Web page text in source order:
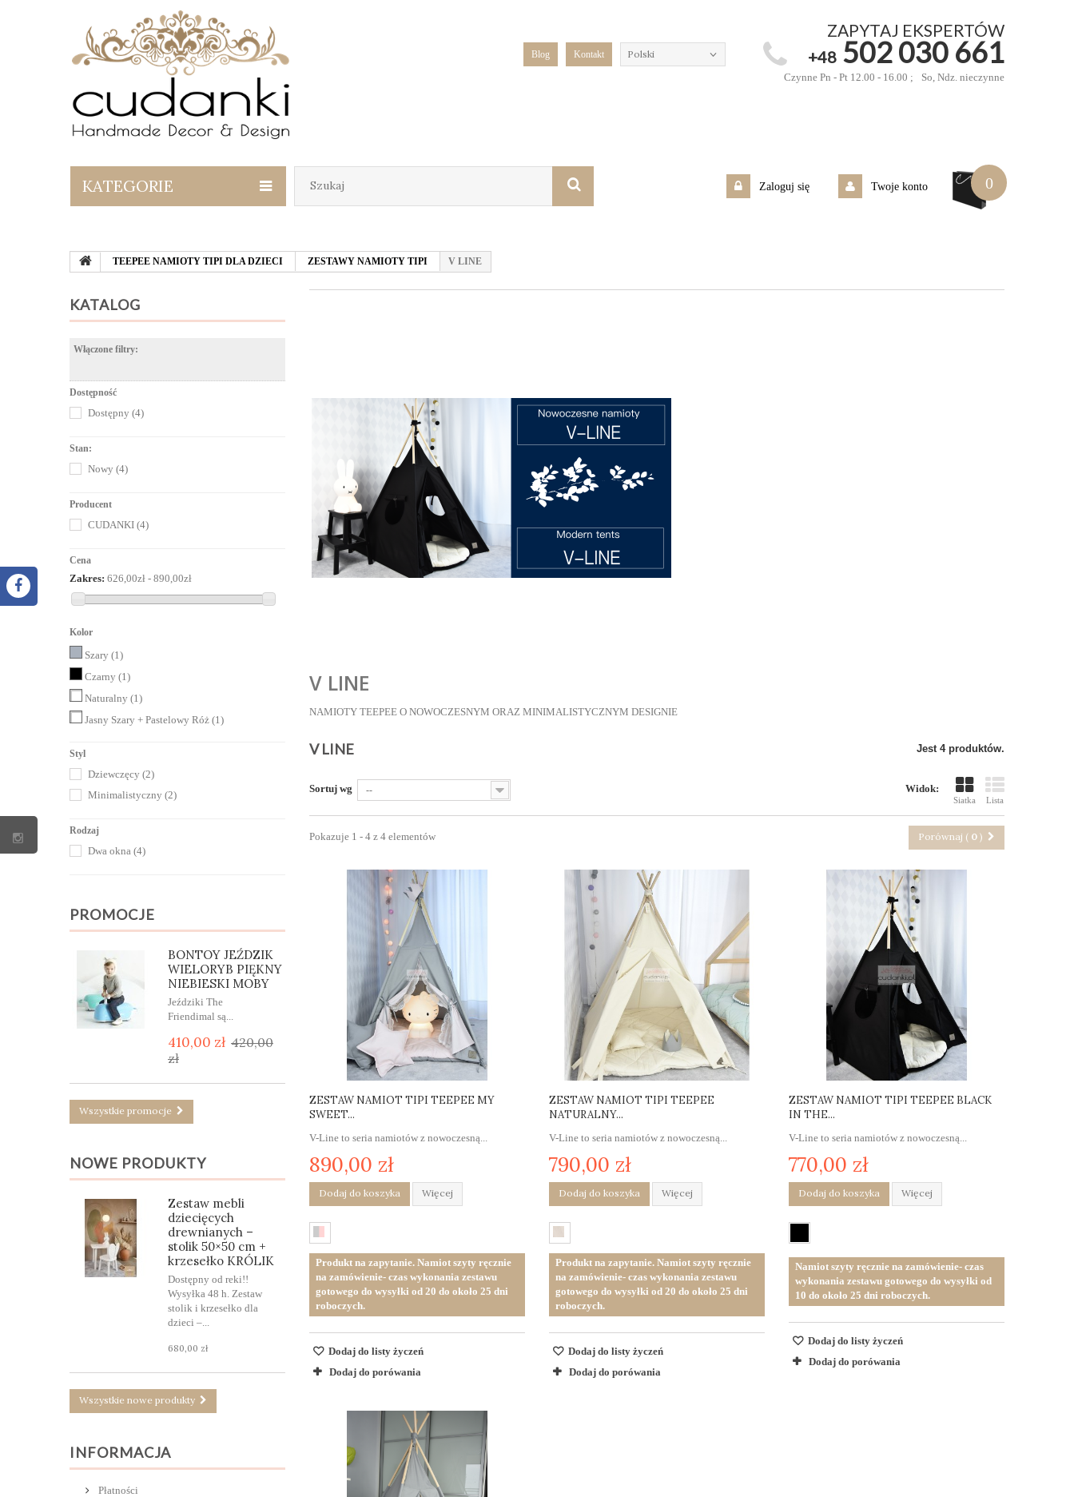
ZAPYTAJ EKSPERTÓW
+48 502 030 661
Czynne Pn - Pt 12.00 - 16.00 ; So, Ndz. nieczynne
Polski
Blog Kontakt
KATEGORIE 0
Zaloguj się Twoje konto
TEEPEE NAMIOTY TIPI DLA DZIECI ZESTAWY NAMIOTY TIPI V LINE
KATALOG
Włączone filtry:
Dostępność
Dostępny (4)
Stan:
Nowy (4)
Producent
CUDANKI (4)
Cena
Zakres: 626,00zł - 890,00zł
Kolor
Szary (1)
Czarny (1)
Naturalny (1)
Jasny Szary + Pastelowy Róż (1)
Styl
Dziewczęcy (2)
Minimalistyczny (2)
Rodzaj
Dwa okna (4)
PROMOCJE
BONTOY JEŹDZIK
WIELORYB PIĘKNY
NIEBIESKI MOBY
Jeździki The
Friendimal są...
410,00 zł 420,00
zł
Wszystkie promocje
NOWE PRODUKTY
Zestaw mebli
dziecięcych
drewnianych –
stolik 50×50 cm +
krzesełko KRÓLIK
Dostępny od reki!!
Wysyłka 48 h. Zestaw
stolik i krzesełko dla
dzieci –...
680,00 zł
Wszystkie nowe produkty
INFORMACJA
Płatności
V LINE
NAMIOTY TEEPEE O NOWOCZESNYM ORAZ MINIMALISTYCZNYM DESIGNIE
V LINE Jest 4 produktów.
Widok:
Siatka Lista
Sortuj wg --
Porównaj ( 0 )
Pokazuje 1 - 4 z 4 elementów
ZESTAW NAMIOT TIPI TEEPEE MY
SWEET...
V-Line to seria namiotów z nowoczesną...
890,00 zł
Dodaj do koszyka Więcej
Produkt na zapytanie. Namiot szyty ręcznie
na zamówienie- czas wykonania zestawu
gotowego do wysyłki od 20 do około 25 dni
roboczych.
Dodaj do listy życzeń
Dodaj do porówania
ZESTAW NAMIOT TIPI TEEPEE
NATURALNY...
V-Line to seria namiotów z nowoczesną...
790,00 zł
Dodaj do koszyka Więcej
Produkt na zapytanie. Namiot szyty ręcznie
na zamówienie- czas wykonania zestawu
gotowego do wysyłki od 20 do około 25 dni
roboczych.
Dodaj do listy życzeń
Dodaj do porówania
ZESTAW NAMIOT TIPI TEEPEE BLACK
IN THE...
V-Line to seria namiotów z nowoczesną...
770,00 zł
Dodaj do koszyka Więcej
Namiot szyty ręcznie na zamówienie- czas
wykonania zestawu gotowego do wysyłki od
10 do około 25 dni roboczych.
Dodaj do listy życzeń
Dodaj do porówania